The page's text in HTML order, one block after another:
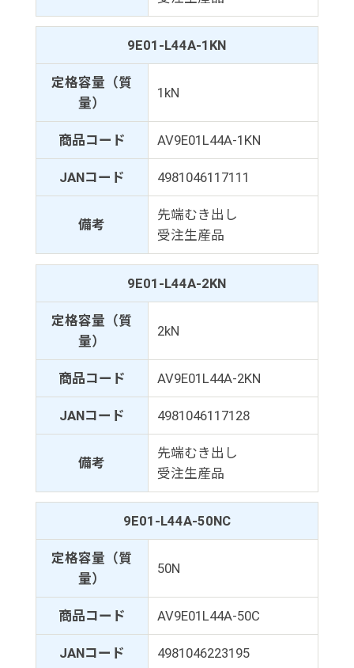
9E01-L44A-1KN
定格容量（質
量）
1kN
商品コード AV9E01L44A-1KN
JANコード 4981046117111
備考
先端むき出し
受注生産品
9E01-L44A-2KN
定格容量（質
量）
2kN
商品コード AV9E01L44A-2KN
JANコード 4981046117128
備考
先端むき出し
受注生産品
9E01-L44A-50NC
定格容量（質
量）
50N
商品コード AV9E01L44A-50C
JANコード 4981046223195